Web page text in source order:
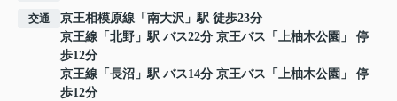
交通 京王相模原線 「 南大沢 」駅 徒歩23分
京王線 「 北野 」駅 バス22分 京王バス「上柚木公園」 停
歩12分
京王線 「 長沼 」駅 バス14分 京王バス「上柚木公園」 停
歩12分